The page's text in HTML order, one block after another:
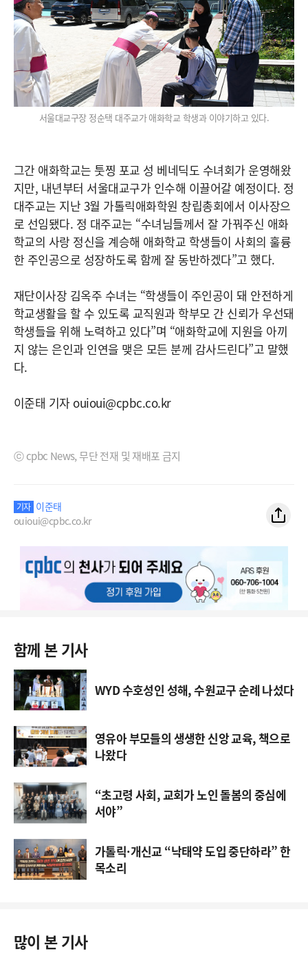
서울대교구장 정순택 대주교가 애화학교 학생과 이야기하고 있다.
그간 애화학교는 툿찡 포교 성 베네딕도 수녀회가 운영해왔
지만, 내년부터 서울대교구가 인수해 이끌어갈 예정이다. 정
대주교는 지난 3월 가톨릭애화학원 창립총회에서 이사장으
로 선임됐다. 정 대주교는 “수녀님들께서 잘 가꿔주신 애화
학교의 사랑 정신을 계승해 애화학교 학생들이 사회의 훌륭
한 주인공으로 성장하도록 함께 잘 동반하겠다”고 했다.
재단이사장 김옥주 수녀는 “학생들이 주인공이 돼 안전하게
학교생활을 할 수 있도록 교직원과 학부모 간 신뢰가 우선돼
학생들을 위해 노력하고 있다”며 “애화학교에 지원을 아끼
지 않는 은인과 인연을 맺은 모든 분께 감사드린다”고 말했
다.
이준태 기자 ouioui@cpbc.co.kr
ⓒ cpbc News, 무단 전재 및 재배포 금지
기자 이준태
ouioui@cpbc.co.kr
함께 본 기사
WYD 수호성인 성해, 수원교구 순례 나섰다
영유아 부모들의 생생한 신앙 교육, 책으로
나왔다
“초고령 사회, 교회가 노인 돌봄의 중심에
서야”
가톨릭·개신교 “낙태약 도입 중단하라” 한
목소리
많이 본 기사